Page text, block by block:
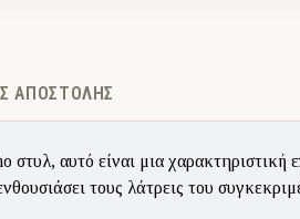
ΑΠΟΣΤΟΛΉΣ
αυτό είναι μια χαρακτηριστική
τους λάτρεις του